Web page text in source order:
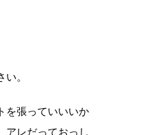
。
を張っていいいか
アレだっておっし